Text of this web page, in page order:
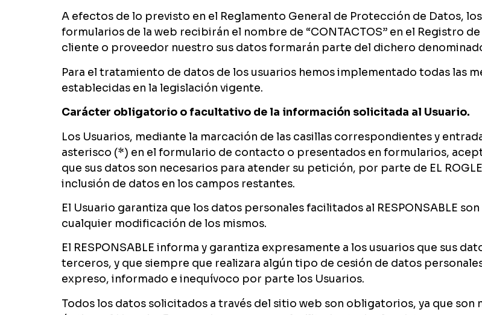
A efectos de lo previsto en el Reglamento General de Protección de Datos,
formularios de la web recibirán el nombre de “CONTACTOS” en el Registro
cliente o proveedor nuestro sus datos formarán parte del dichero denominado
Para el tratamiento de datos de los usuarios hemos implementado todas las
establecidas en la legislación vigente.
Carácter obligatorio o facultativo de la información solicitada al Usuario.
Los Usuarios, mediante la marcación de las casillas correspondientes y
asterisco (*) en el formulario de contacto o presentados en formularios,
que sus datos son necesarios para atender su petición, por parte de EL
inclusión de datos en los campos restantes.
El Usuario garantiza que los datos personales facilitados al RESPONSABLE
cualquier modificación de los mismos.
El RESPONSABLE informa y garantiza expresamente a los usuarios que sus
terceros, y que siempre que realizara algún tipo de cesión de datos
expreso, informado e inequívoco por parte los Usuarios.
Todos los datos solicitados a través del sitio web son obligatorios, ya que